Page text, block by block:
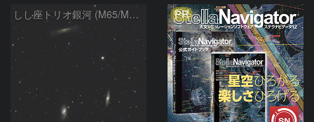
しし座トリオ銀河 (M65/M66/NGC3628) 2026/05/11 PR